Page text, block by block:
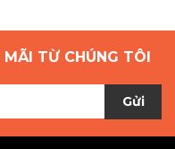
MÃI TỪ CHÚNG TÔI
Gửi